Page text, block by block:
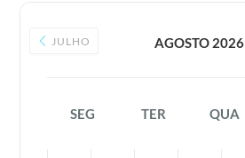
JULHO AGOSTO 2026
SEG TER QUA